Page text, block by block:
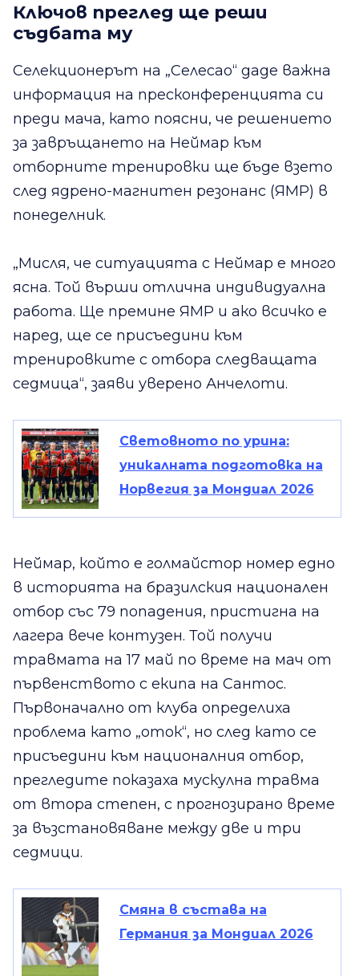
Ключов преглед ще реши
съдбата му
Селекционерът на „Селесао“ даде важна
информация на пресконференцията си
преди мача, като поясни, че решението
за завръщането на Неймар към
отборните тренировки ще бъде взето
след ядрено-магнитен резонанс (ЯМР) в
понеделник.
„Мисля, че ситуацията с Неймар е много
ясна. Той върши отлична индивидуална
работа. Ще премине ЯМР и ако всичко е
наред, ще се присъедини към
тренировките с отбора следващата
седмица“, заяви уверено Анчелоти.
Световното по урина:
уникалната подготовка на
Норвегия за Мондиал 2026
Неймар, който е голмайстор номер едно
в историята на бразилския национален
отбор със 79 попадения, пристигна на
лагера вече контузен. Той получи
травмата на 17 май по време на мач от
първенството с екипа на Сантос.
Първоначално от клуба определиха
проблема като „оток“, но след като се
присъедини към националния отбор,
прегледите показаха мускулна травма
от втора степен, с прогнозирано време
за възстановяване между две и три
седмици.
Смяна в състава на
Германия за Мондиал 2026